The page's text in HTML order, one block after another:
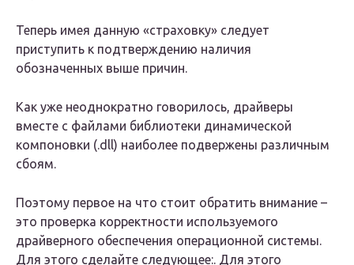
Теперь имея данную «страховку» следует
приступить к подтверждению наличия
обозначенных выше причин.
Как уже неоднократно говорилось, драйверы
вместе с файлами библиотеки динамической
компоновки (.dll) наиболее подвержены различным
сбоям.
Поэтому первое на что стоит обратить внимание –
это проверка корректности используемого
драйверного обеспечения операционной системы.
Для этого сделайте следующее:. Для этого